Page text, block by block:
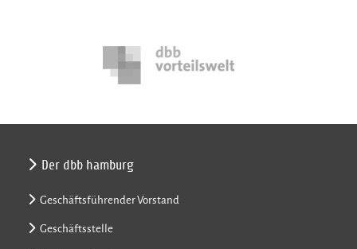
Der dbb hamburg
Geschäftsführender Vorstand
Geschäftsstelle